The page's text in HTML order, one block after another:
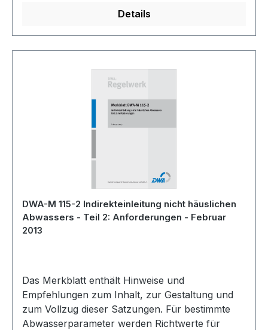
Details
DWA-M 115-2 Indirekteinleitung nicht häuslichen
Abwassers - Teil 2: Anforderungen - Februar
2013
Das Merkblatt enthält Hinweise und
Empfehlungen zum Inhalt, zur Gestaltung und
zum Vollzug dieser Satzungen. Für bestimmte
Abwasserparameter werden Richtwerte für